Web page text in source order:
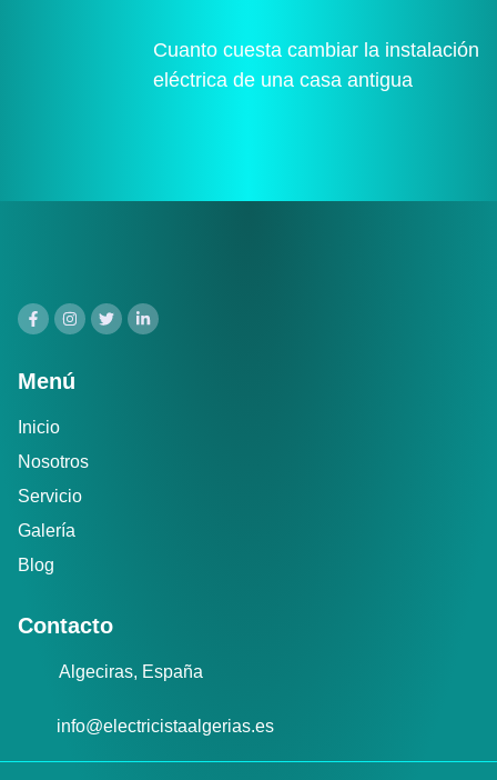
Cuanto cuesta cambiar la instalación
eléctrica de una casa antigua
Menú
Inicio
Nosotros
Servicio
Galería
Blog
Contacto
Algeciras, España
info@electricistaalgerias.es